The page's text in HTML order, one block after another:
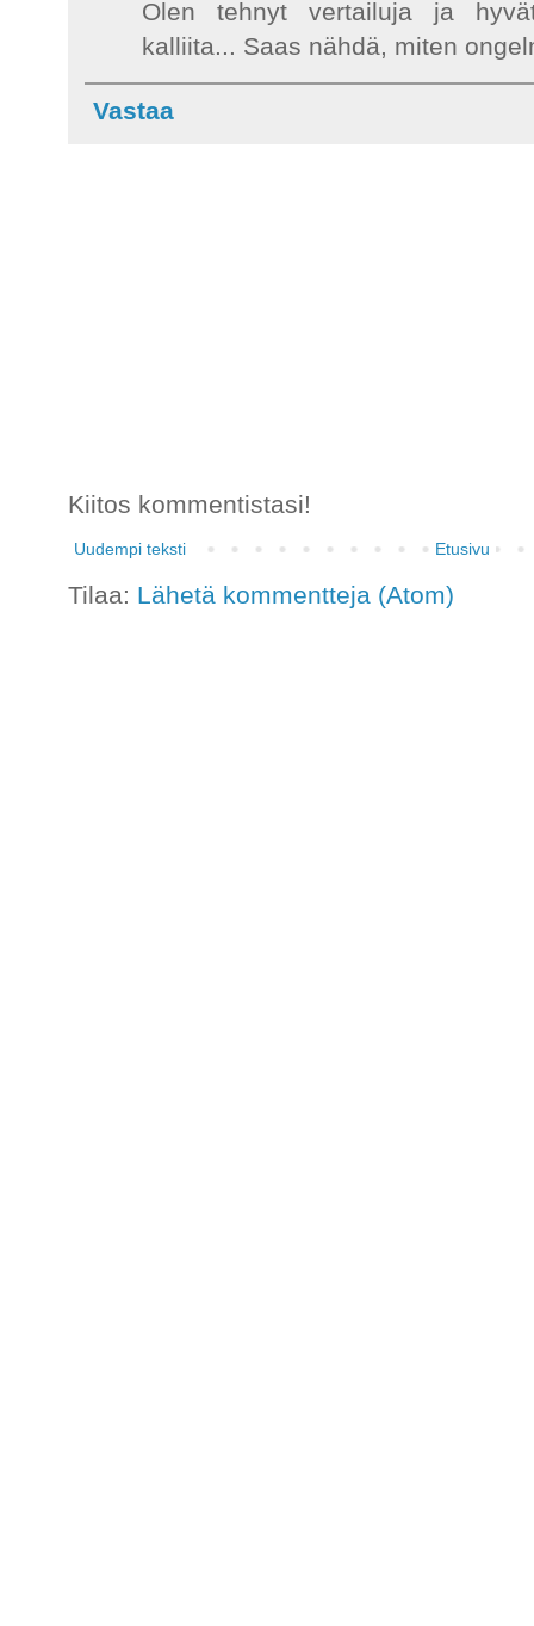
Olen tehnyt vertailuja ja
kalliita... Saas nähdä, miten
Vastaa
Kiitos kommentistasi!
Uudempi teksti Etusivu
Tilaa: Lähetä kommentteja (Atom)